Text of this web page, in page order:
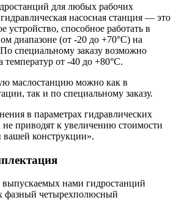
для любых рабочих
насосная станция — это
устройство, способное работать в
диапазоне (от -20 до +70°С) на
специальному заказу возможно
температур от -40 до +80°С.
маслостанцию можно как в
так и по специальному заказу.
в параметрах гидравлических
приводят к увеличению стоимости
вашей конструкции».
выпускаемых нами гидростанций
фазный четырехполюсный